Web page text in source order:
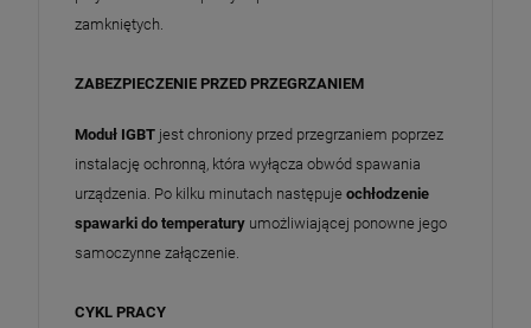
zamkniętych.
ZABEZPIECZENIE PRZED PRZEGRZANIEM
Moduł IGBT jest chroniony przed przegrzaniem poprzez
instalację ochronną, która wyłącza obwód spawania
urządzenia. Po kilku minutach następuje ochłodzenie
spawarki do temperatury umożliwiającej ponowne jego
samoczynne załączenie.
CYKL PRACY